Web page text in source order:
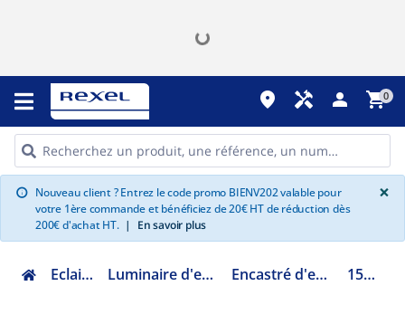
place handyman person shopping_cart0
info Nouveau client ? Entrez le code promo BIENV202 valable pour
votre 1ère commande et bénéficiez de 20€ HT de réduction dès
200€ d'achat HT. | En savoir plus
×
Eclairage Luminaire d'extérieur Encastré d'extérieur 1544GR